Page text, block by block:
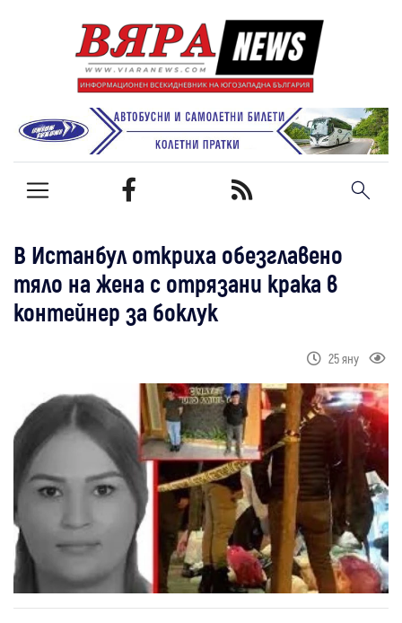
В Истанбул откриха обезглавено
тяло на жена с отрязани крака в
контейнер за боклук
25 яну